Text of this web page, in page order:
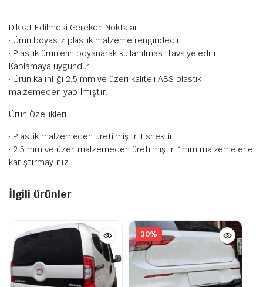
Dikkat Edilmesi Gereken Noktalar
· Ürün boyasız plastik malzeme rengindedir.
· Plastik ürünlerin boyanarak kullanılması tavsiye edilir.
Kaplamaya uygundur.
· Ürün kalınlığı 2.5 mm ve üzeri kaliteli ABS plastik
malzemeden yapılmıştır.
Ürün Özellikleri
· Plastik malzemeden üretilmiştir. Esnektir.
· 2.5 mm ve üzeri malzemeden üretilmiştir. 1mm malzemelerle
karıştırmayınız
İlgili ürünler
30%